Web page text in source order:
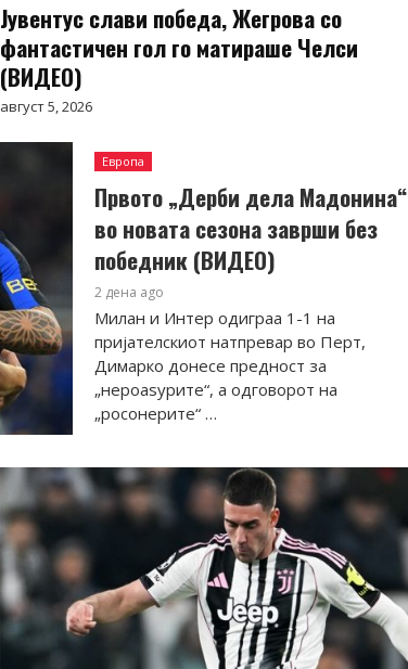
Јувентус слави победа, Жегрова со
фантастичен гол го матираше Челси
(ВИДЕО)
август 5, 2026
Европа
Првото „Дерби дела Мадонина“
во новата сезона заврши без
победник (ВИДЕО)
2 дена ago
Милан и Интер одиграа 1-1 на
пријателскиот натпревар во Перт,
Димарко донесе предност за
„нероаѕурите“, а одговорот на
„росонерите“ …